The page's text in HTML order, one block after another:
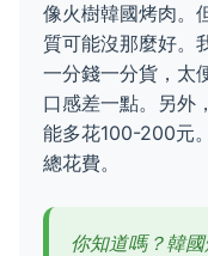
像火樹韓國烤肉。
質可能沒那麼好。
一分錢一分貨，太
口感差一點。另外
能多花100-200元
總花費。
你知道嗎？韓